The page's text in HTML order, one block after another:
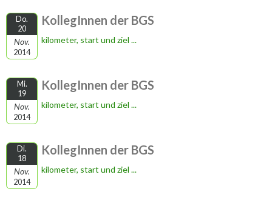
Do.
20
Nov.
2014
KollegInnen der BGS
kilometer, start und ziel ...
Mi.
19
Nov.
2014
KollegInnen der BGS
kilometer, start und ziel ...
Di.
18
Nov.
2014
KollegInnen der BGS
kilometer, start und ziel ...